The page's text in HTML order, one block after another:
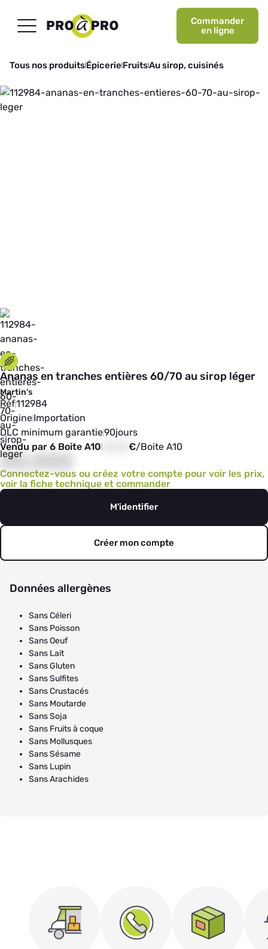
Commander
en ligne
Tous nos produitsÉpicerie FruitsAu sirop, cuisinés
Ananas en tranches entières 60/70 au sirop léger
Martin's
Réf112984
OrigineImportation
DLC minimum garantie90jours
Vendu par 6 Boite A10
€/Boite A10
00,000
Connectez-vous ou créez votre compte pour voir les prix,
voir la fiche technique et commander
M'identifier
Créer mon compte
Données allergènes
Sans Céleri
Sans Poisson
Sans Oeuf
Sans Lait
Sans Gluten
Sans Sulfites
Sans Crustacés
Sans Moutarde
Sans Soja
Sans Fruits à coque
Sans Mollusques
Sans Sésame
Sans Lupin
Sans Arachides